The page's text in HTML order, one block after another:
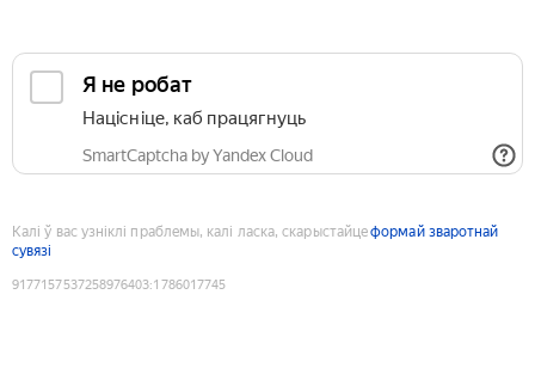
Я не робат
Націсніце, каб працягнуць
SmartCaptcha by Yandex Cloud
Калі ў вас узніклі праблемы, калі ласка, скарыстайцеформай зваротнай
сувязі
9177157537258976403:1786017745